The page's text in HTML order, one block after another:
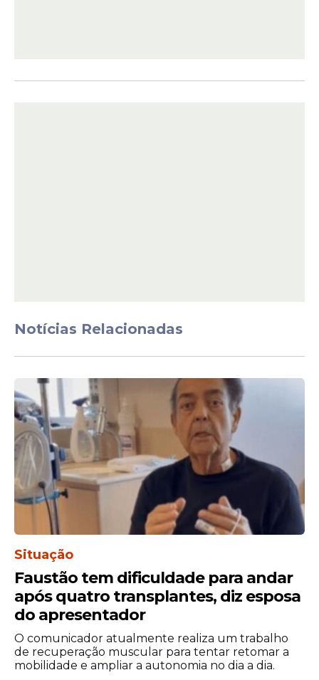
Comparado com a pesquisaanterior, a
percepção negativa cresceu quatro
pontos percentuais, enquanto a positiva
diminuiu três pontos.
Sobre o futuro, 36% acham que a situação
econômica deve piorar nos próximos seis
perspectiva é de melhora. Outros 23%
consideram que a situação deve ser igual.
Outros 8% não sabem, ou não
responderam.
Notícias Relacionadas
Situação
Faustão tem dificuldade para andar
após quatro transplantes, diz esposa
do apresentador
O comunicador atualmente realiza um trabalho
de recuperação muscular para tentar retomar a
mobilidade e ampliar a autonomia no dia a dia.